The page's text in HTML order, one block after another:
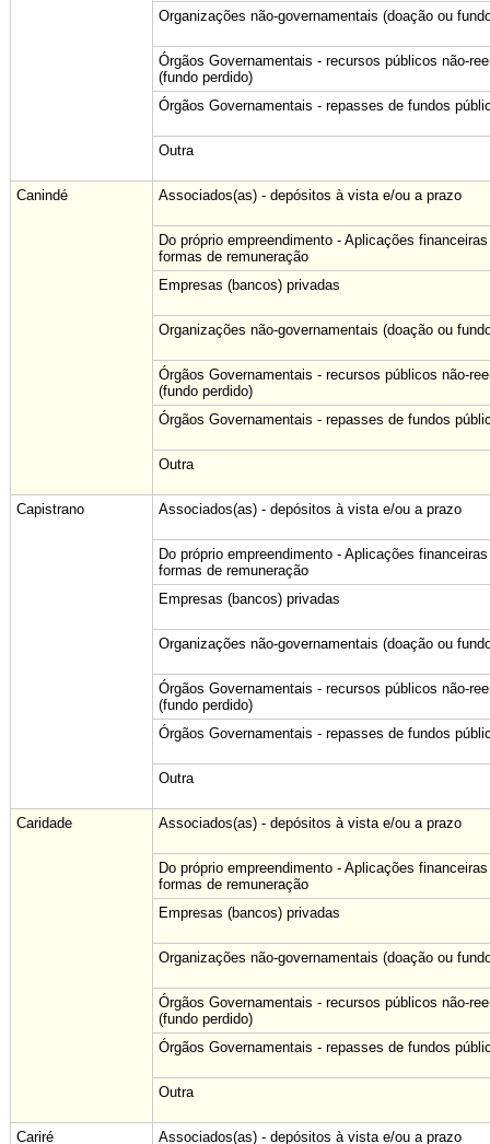
Organizações não-governamentais (doação ou
Órgãos Governamentais - recursos públicos não-
(fundo perdido)
Órgãos Governamentais - repasses de fundos
Outra
Canindé Associados(as) - depósitos à vista e/ou a prazo
Do próprio empreendimento - Aplicações
formas de remuneração
Empresas (bancos) privadas
Organizações não-governamentais (doação ou
Órgãos Governamentais - recursos públicos não-
(fundo perdido)
Órgãos Governamentais - repasses de fundos
Outra
Capistrano Associados(as) - depósitos à vista e/ou a prazo
Do próprio empreendimento - Aplicações
formas de remuneração
Empresas (bancos) privadas
Organizações não-governamentais (doação ou
Órgãos Governamentais - recursos públicos não-
(fundo perdido)
Órgãos Governamentais - repasses de fundos
Outra
Caridade Associados(as) - depósitos à vista e/ou a prazo
Do próprio empreendimento - Aplicações
formas de remuneração
Empresas (bancos) privadas
Organizações não-governamentais (doação ou
Órgãos Governamentais - recursos públicos não-
(fundo perdido)
Órgãos Governamentais - repasses de fundos
Outra
Cariré Associados(as) - depósitos à vista e/ou a prazo